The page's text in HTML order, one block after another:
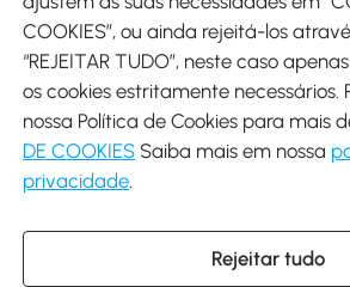
Descarregar Aosom App
Google Play
+34 931 294 512 (Seg-Sex das
COOKIES”, ou ainda rejeitá-los
“REJEITAR TUDO”, neste caso
os cookies estritamente necessários.
nossa Política de Cookies para mais
DE COOKIES Saiba mais em nossa
privacidade
Rejeitar tudo